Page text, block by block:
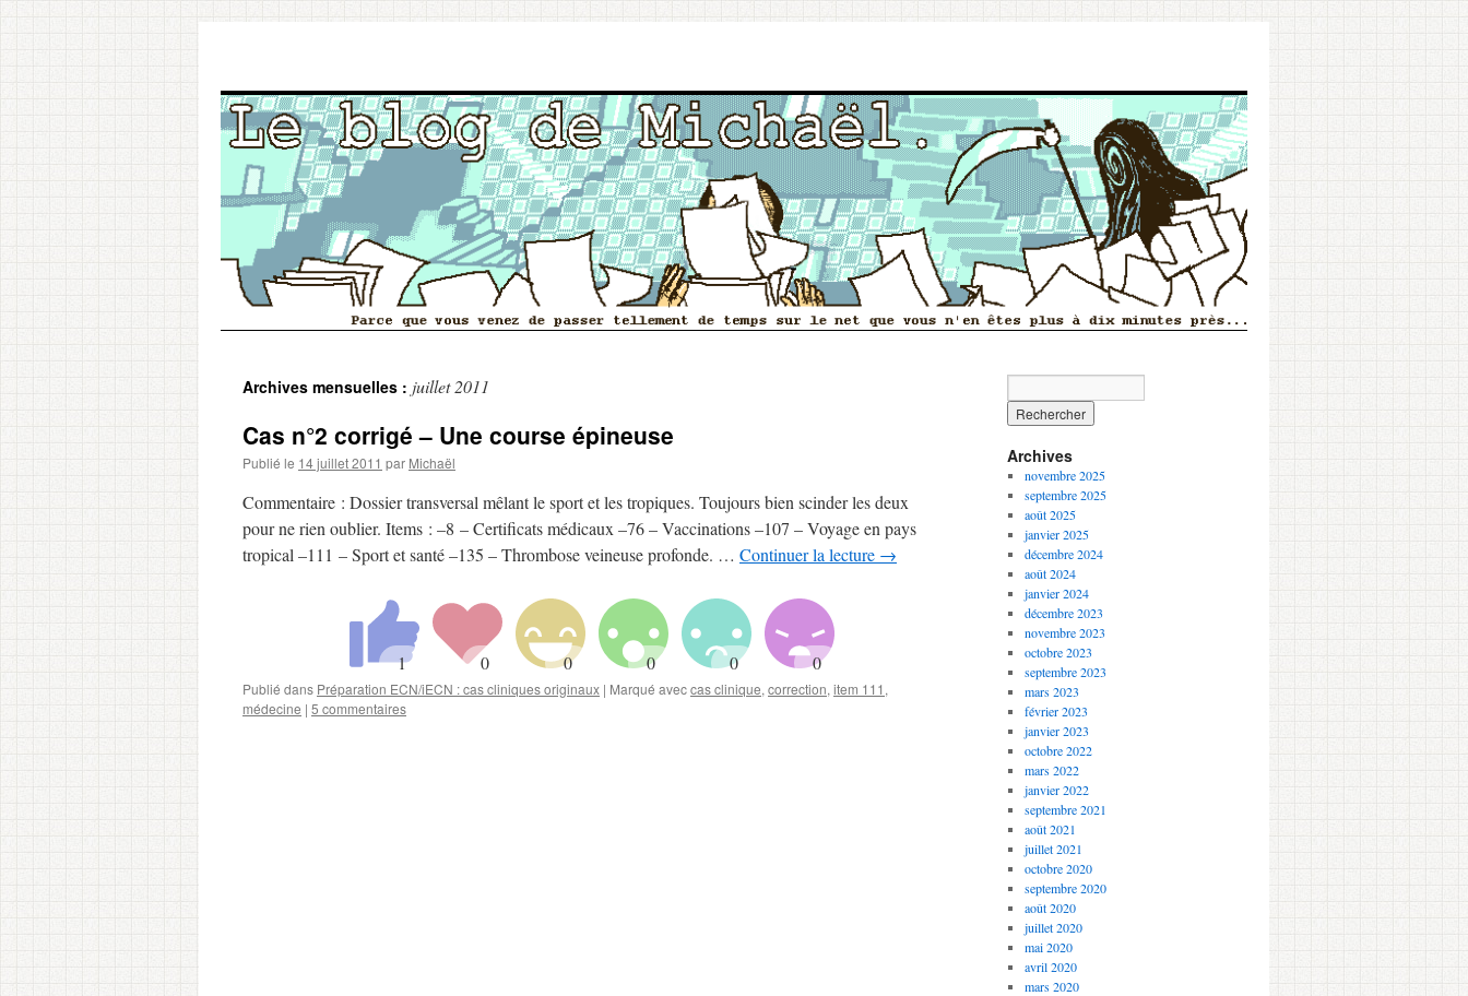
contenu
Archives mensuelles : juillet 2011
Cas n°2 corrigé – Une course épineuse
Publié le 14 juillet 2011 par Michaël
Commentaire : Dossier transversal mêlant le sport et les tropiques. Toujours bien scinder les deux
pour ne rien oublier. Items : –8 – Certificats médicaux –76 – Vaccinations –107 – Voyage en pays
tropical –111 – Sport et santé –135 – Thrombose veineuse profonde. … Continuer la lecture →
Publié dans Préparation ECN/iECN : cas cliniques originaux | Marqué aveccas clinique, correction, item 111 ,
médecine | 5 commentaires
Archives
novembre 2025
septembre 2025
août 2025
janvier 2025
décembre 2024
août 2024
janvier 2024
décembre 2023
novembre 2023
octobre 2023
septembre 2023
mars 2023
février 2023
janvier 2023
octobre 2022
mars 2022
janvier 2022
septembre 2021
août 2021
juillet 2021
octobre 2020
septembre 2020
août 2020
juillet 2020
mai 2020
avril 2020
mars 2020